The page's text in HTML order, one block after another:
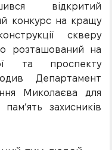
відкритий
конкурс на кращу
скверу
розташований на
та проспекту
Департамент
Миколаєва для
захисників